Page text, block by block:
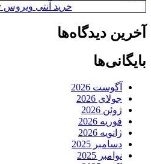
خرید آنتی ویروس Kaspersky
آخرین دیدگاه‌ها
بایگانی‌ها
آگوست 2026
جولای 2026
ژوئن 2026
فوریه 2026
ژانویه 2026
دسامبر 2025
نوامبر 2025